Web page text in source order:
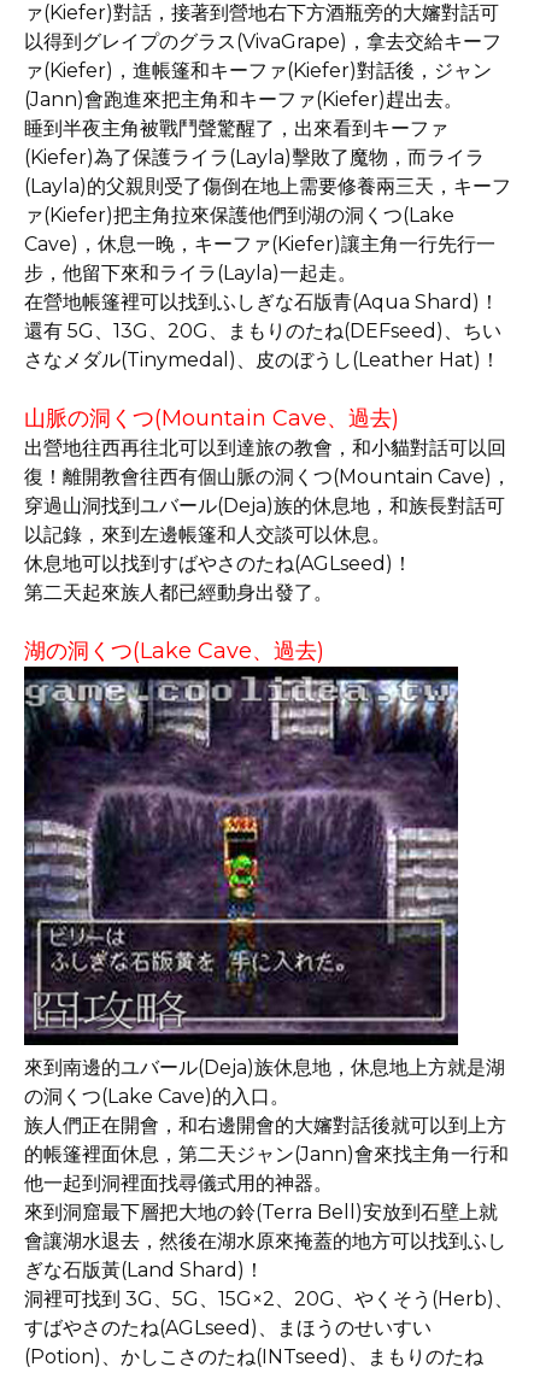
ァ(Kiefer)對話，接著到營地右下方酒瓶旁的大嬸對話可
以得到グレイプのグラス(VivaGrape)，拿去交給キーフ
ァ(Kiefer)，進帳篷和キーファ(Kiefer)對話後，ジャン
(Jann)會跑進來把主角和キーファ(Kiefer)趕出去。
睡到半夜主角被戰鬥聲驚醒了，出來看到キーファ
(Kiefer)為了保護ライラ(Layla)擊敗了魔物，而ライラ
(Layla)的父親則受了傷倒在地上需要修養兩三天，キーフ
ァ(Kiefer)把主角拉來保護他們到湖の洞くつ(Lake
Cave)，休息一晚，キーファ(Kiefer)讓主角一行先行一
步，他留下來和ライラ(Layla)一起走。
在營地帳篷裡可以找到ふしぎな石版青(Aqua Shard)！
還有 5G、13G、20G、まもりのたね(DEFseed)、ちい
さなメダル(Tinymedal)、皮のぼうし(Leather Hat)！
山脈の洞くつ(Mountain Cave、過去)
出營地往西再往北可以到達旅の教會，和小貓對話可以回
復！離開教會往西有個山脈の洞くつ(Mountain Cave)，
穿過山洞找到ユバール(Deja)族的休息地，和族長對話可
以記錄，來到左邊帳篷和人交談可以休息。
休息地可以找到すばやさのたね(AGLseed)！
第二天起來族人都已經動身出發了。
湖の洞くつ(Lake Cave、過去)
來到南邊的ユバール(Deja)族休息地，休息地上方就是湖
の洞くつ(Lake Cave)的入口。
族人們正在開會，和右邊開會的大嬸對話後就可以到上方
的帳篷裡面休息，第二天ジャン(Jann)會來找主角一行和
他一起到洞裡面找尋儀式用的神器。
來到洞窟最下層把大地の鈴(Terra Bell)安放到石壁上就
會讓湖水退去，然後在湖水原來掩蓋的地方可以找到ふし
ぎな石版黃(Land Shard)！
洞裡可找到 3G、5G、15G×2、20G、やくそう(Herb)、
すばやさのたね(AGLseed)、まほうのせいすい
(Potion)、かしこさのたね(INTseed)、まもりのたね